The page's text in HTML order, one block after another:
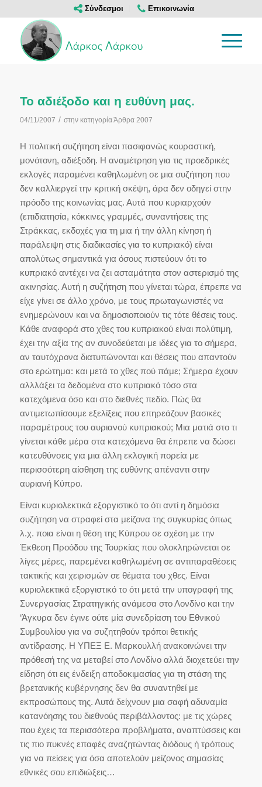
Σύνδεσμοι Επικοινωνία
Το αδιέξοδο και η ευθύνη μας.
04/11/2007 / στην κατηγορίαΆρθρα 2007
Η πολιτική συζήτηση είναι πασιφανώς κουραστική,
μονότονη, αδιέξοδη. Η αναμέτρηση για τις προεδρικές
εκλογές παραμένει καθηλωμένη σε μια συζήτηση που
δεν καλλιεργεί την κριτική σκέψη, άρα δεν οδηγεί στην
πρόοδο της κοινωνίας μας. Αυτά που κυριαρχούν
(επιδιατησία, κόκκινες γραμμές, συναντήσεις της
Στράκκας, εκδοχές για τη μια ή την άλλη κίνηση ή
παράλειψη στις διαδικασίες για το κυπριακό) είναι
απολύτως σημαντικά για όσους πιστεύουν ότι το
κυπριακό αντέχει να ζει ασταμάτητα στον αστερισμό της
ακινησίας. Αυτή η συζήτηση που γίνεται τώρα, έπρεπε να
είχε γίνει σε άλλο χρόνο, με τους πρωταγωνιστές να
ενημερώνουν και να δημοσιοποιούν τις τότε θέσεις τους.
Κάθε αναφορά στο χθες του κυπριακού είναι πολύτιμη,
έχει την αξία της αν συνοδεύεται με ιδέες για το σήμερα,
αν ταυτόχρονα διατυπώνονται και θέσεις που απαντούν
στο ερώτημα: και μετά το χθες πού πάμε; Σήμερα έχουν
αλλλάξει τα δεδομένα στο κυπριακό τόσο στα
κατεχόμενα όσο και στο διεθνές πεδίο. Πώς θα
αντιμετωπίσουμε εξελίξεις που επηρεάζουν βασικές
παραμέτρους του αυριανού κυπριακού; Μια ματιά στο τι
γίνεται κάθε μέρα στα κατεχόμενα θα έπρεπε να δώσει
κατευθύνσεις για μια άλλη εκλογική πορεία με
περισσότερη αίσθηση της ευθύνης απέναντι στην
αυριανή Κύπρο.
Είναι κυριολεκτικά εξοργιστικό το ότι αντί η δημόσια
συζήτηση να στραφεί στα μείζονα της συγκυρίας όπως
λ.χ. ποια είναι η θέση της Κύπρου σε σχέση με την
Έκθεση Προόδου της Τουρκίας που ολοκληρώνεται σε
λίγες μέρες, παρεμένει καθηλωμένη σε αντιπαραθέσεις
τακτικής και χειρισμών σε θέματα του χθες. Είναι
κυριολεκτικά εξοργιστικό το ότι μετά την υπογραφή της
Συνεργασίας Στρατηγικής ανάμεσα στο Λονδίνο και την
‘Άγκυρα δεν έγινε ούτε μία συνεδρίαση του Εθνικού
Συμβουλίου για να συζητηθούν τρόποι θετικής
αντίδρασης. Η ΥΠΕΞ Ε. Μαρκουλλή ανακοινώνει την
πρόθεσή της να μεταβεί στο Λονδίνο αλλά διοχετεύει την
είδηση ότι εις ένδειξη αποδοκιμασίας για τη στάση της
βρετανικής κυβέρνησης δεν θα συναντηθεί με
εκπροσώπους της. Αυτά δείχνουν μια σαφή αδυναμία
κατανόησης του διεθνούς περιβάλλοντος: με τις χώρες
που έχεις τα περισσότερα προβλήματα, αναπτύσσεις και
τις πιο πυκνές επαφές αναζητώντας διόδους ή τρόπους
για να πείσεις για όσα αποτελούν μείζονος σημασίας
εθνικές σου επιδιώξεις…